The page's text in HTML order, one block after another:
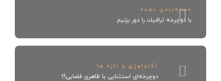
دسته‌بندی نشده
با دوچرخه ترافيك را دور بزنيم
تکنولوژی و تازه ها
دوچرخه‌ای استثنایی با ظاهری فضایی!؟